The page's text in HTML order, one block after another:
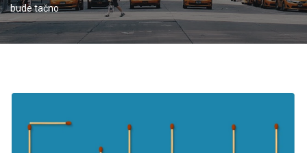
bude tačno